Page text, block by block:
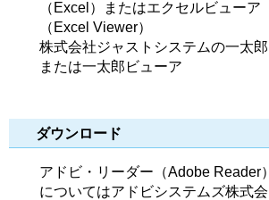
（Excel）またはエクセルビューア
（Excel Viewer）
株式会社ジャストシステムの一太郎
または一太郎ビューア
ダウンロード
アドビ・リーダー（Adobe Reader）
についてはアドビシステムズ株式会